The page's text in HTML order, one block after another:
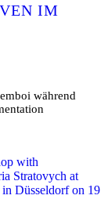
IM
während